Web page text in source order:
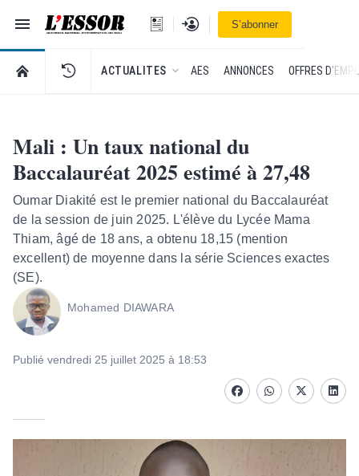
Navigation
L'Essor - retour à la une
Se connecterS’abonner
RETOUR À LA PAGE D’ACCUEIL DE L'ESSOR
ACTUALITES AES ANNONCES OFFRES
Mali : Un taux national du
Baccalauréat 2025 estimé à 27,48
Oumar Diakité est le premier national du Baccalauréat
de la session de juin 2025. L'élève du Lycée Mama
Thiam, âgé de 18 ans, a obtenu 18,15 (mention
excellent) de moyenne dans la série Sciences exactes
(SE).
Mohamed DIAWARA
Publié vendredi 25 juillet 2025 à 18:53
FacebookwhatsappTwitter